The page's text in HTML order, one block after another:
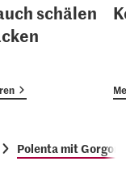
schälen
Polenta mit